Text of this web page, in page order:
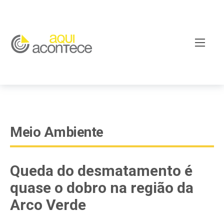
Meio Ambiente
Queda do desmatamento é
quase o dobro na região da
Arco Verde